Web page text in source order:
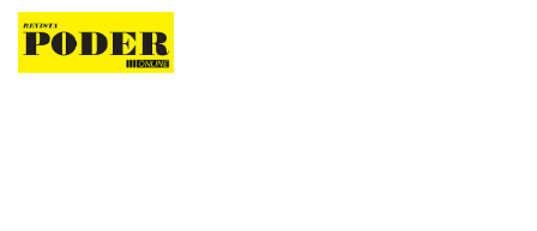
Revista Poder